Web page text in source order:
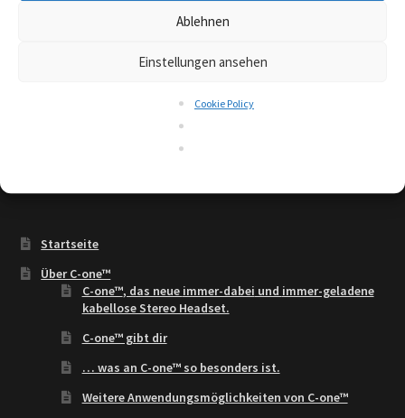
Ablehnen
Einstellungen ansehen
Cookie Policy
Startseite
Über C-one™
C-one™, das neue immer-dabei und immer-geladene
kabellose Stereo Headset.
C-one™ gibt dir
… was an C-one™ so besonders ist.
Weitere Anwendungsmöglichkeiten von C-one™